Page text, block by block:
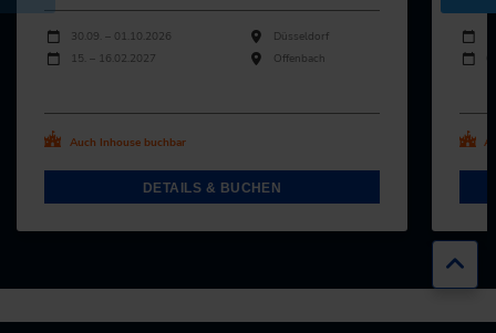
Durchführungen
Veranstaltungsdatum Veranstaltungsort
30.09. – 01.10.2026
Düsseldorf
15. – 16.02.2027
Offenbach
Auch Inhouse buchbar
DETAILS & BUCHEN